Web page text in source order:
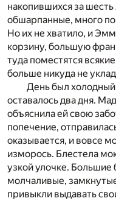
накопившихся за шесть
обшарпанные, много
Но их не хватило, и
корзину, большую
туда поместятся
больше никуда не
День был
оставалось два дня.
объяснила ей свою
попечение,
оказывается, и вовсе
изморось. Блестела
узкой улочке. Большие
молчаливые,
привыкли выдавать